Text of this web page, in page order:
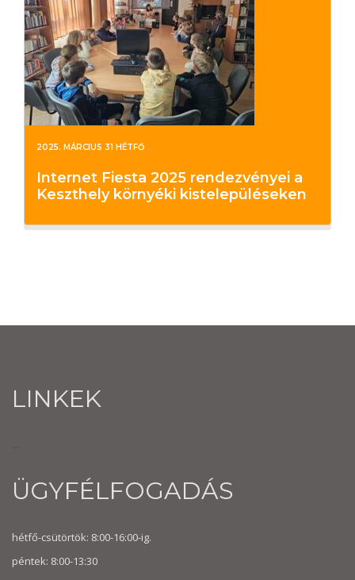
2025. MÁRCIUS 31 HÉTFŐ
Internet Fiesta 2025 rendezvényei a
Keszthely környéki kistelepüléseken
LINKEK
ÜGYFÉLFOGADÁS
hétfő-csütörtök: 8:00-16:00-ig.
péntek: 8:00-13:30